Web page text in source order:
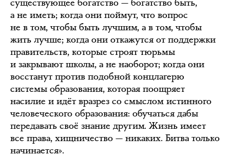
а не иметь; когда они поймут, что вопрос
не в том, чтобы быть лучшим, а в том, чтобы
жить лучше; когда они откажутся от поддержки
правительств, которые строят тюрьмы
и закрывают школы, а не наоборот; когда они
восстанут против подобной концлагерю
системы образования, которая поощряет
насилие и идёт вразрез со смыслом истинного
человеческого образования: обучаться дабы
передавать своё знание другим. Жизнь имеет
все права, хищничество — никаких. Битва только
начинается».